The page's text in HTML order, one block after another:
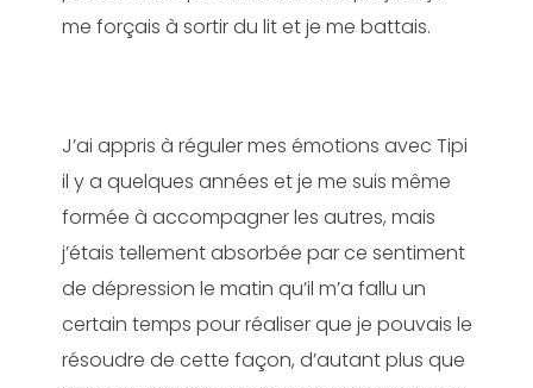
me forçais à sortir du lit et je me battais.
J’ai appris à réguler mes émotions avec Tipi
il y a quelques années et je me suis même
formée à accompagner les autres, mais
j’étais tellement absorbée par ce sentiment
de dépression le matin qu’il m’a fallu un
certain temps pour réaliser que je pouvais le
résoudre de cette façon, d’autant plus que